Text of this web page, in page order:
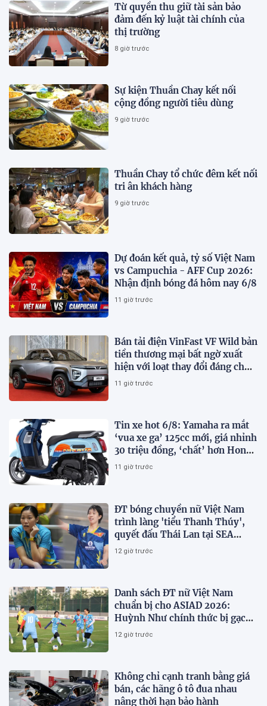
Từ quyền thu giữ tài sản bảo
đảm đến kỷ luật tài chính của
thị trường
8 giờ trước
Sự kiện Thuần Chay kết nối
cộng đồng người tiêu dùng
9 giờ trước
Thuần Chay tổ chức đêm kết nối
tri ân khách hàng
9 giờ trước
Dự đoán kết quả, tỷ số Việt Nam
vs Campuchia - AFF Cup 2026:
Nhận định bóng đá hôm nay 6/8
11 giờ trước
Bán tải điện VinFast VF Wild bản
tiền thương mại bất ngờ xuất
hiện với loạt thay đổi đáng chú
ý
11 giờ trước
Tin xe hot 6/8: Yamaha ra mắt
‘vua xe ga’ 125cc mới, giá nhỉnh
30 triệu đồng, ‘chất’ hơn Honda
Vision và SH Mode
11 giờ trước
ĐT bóng chuyền nữ Việt Nam
trình làng 'tiểu Thanh Thúy',
quyết đấu Thái Lan tại SEA
V.Cup 2026
12 giờ trước
Danh sách ĐT nữ Việt Nam
chuẩn bị cho ASIAD 2026:
Huỳnh Như chính thức bị gạch
tên
12 giờ trước
Không chỉ cạnh tranh bằng giá
bán, các hãng ô tô đua nhau
nâng thời hạn bảo hành